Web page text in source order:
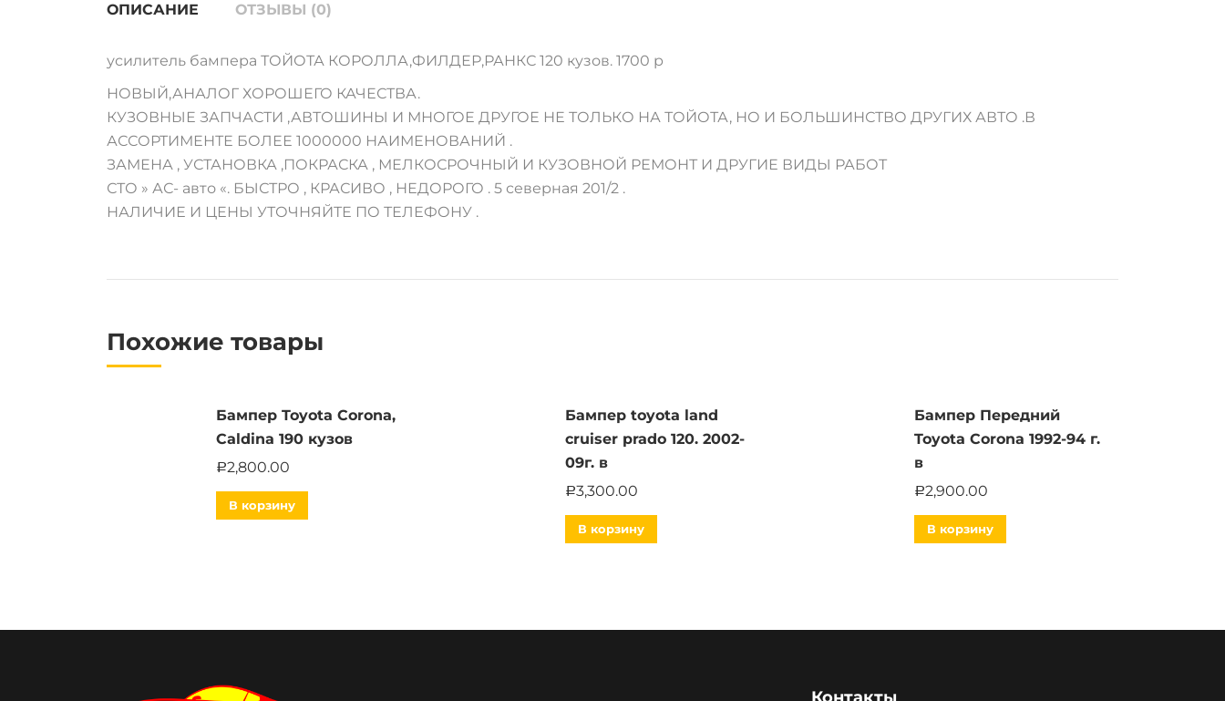
ОПИСАНИЕ ОТЗЫВЫ (0)
усилитель бампера ТОЙОТА КОРОЛЛА,ФИЛДЕР,РАНКС 120 кузов. 1700 р
НОВЫЙ,АНАЛОГ ХОРОШЕГО КАЧЕСТВА.
КУЗОВНЫЕ ЗАПЧАСТИ ,АВТОШИНЫ И МНОГОЕ ДРУГОЕ НЕ ТОЛЬКО НА ТОЙОТА, НО И БОЛЬШИНСТВО ДРУГИХ АВТО .В
АССОРТИМЕНТЕ БОЛЕЕ 1000000 НАИМЕНОВАНИЙ .
ЗАМЕНА , УСТАНОВКА ,ПОКРАСКА , МЕЛКОСРОЧНЫЙ И КУЗОВНОЙ РЕМОНТ И ДРУГИЕ ВИДЫ РАБОТ
СТО » АС- авто «. БЫСТРО , КРАСИВО , НЕДОРОГО . 5 северная 201/2 .
НАЛИЧИЕ И ЦЕНЫ УТОЧНЯЙТЕ ПО ТЕЛЕФОНУ .
Похожие товары
Бампер Toyota Corona,
Caldina 190 кузов
Р2,800.00
В корзину
Бампер toyota land
cruiser prado 120. 2002-
09г. в
Р3,300.00
В корзину
Бампер Передний
Toyota Corona 1992-94 г.
в
Р2,900.00
В корзину